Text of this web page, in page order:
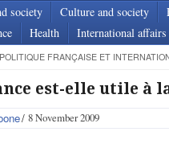
society Culture and society
Health International affairs
POLITIQUE FRANÇAISE ET
est-elle utile à
8 November 2009